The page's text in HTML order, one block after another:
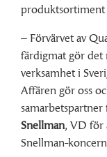
produktsortiment
– Förvärvet av
färdigmat gör det
verksamhet i
Affären gör oss
samarbetspartner
Snellman, VD för
Snellman-